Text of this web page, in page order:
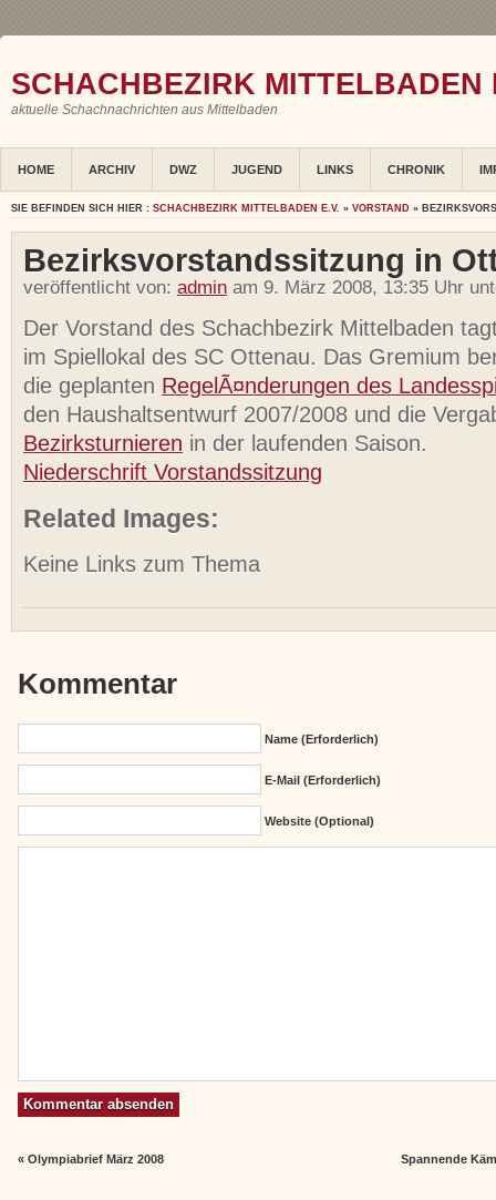
SCHACHBEZIRK MITTELBADEN
aktuelle Schachnachrichten aus Mittelbaden
HOME ARCHIV DWZ JUGEND LINKS CHRONIK
SIE BEFINDEN SICH HIER : SCHACHBEZIRK MITTELBADEN E.V. » VORSTAND »
Bezirksvorstandssitzung in
veröffentlicht von: admin am 9. März 2008, 13:35 Uhr
Der Vorstand des Schachbezirk Mittelbaden
im Spiellokal des SC Ottenau. Das Gremium
die geplanten RegelÃ¤nderungen des
den Haushaltsentwurf 2007/2008 und die
Bezirksturnieren in der laufenden Saison.
Niederschrift Vorstandssitzung
Related Images:
Keine Links zum Thema
Kommentar
Name (erforderlich)
E-Mail (erforderlich)
Website (Optional)
«Olympiabrief März 2008 Spannende